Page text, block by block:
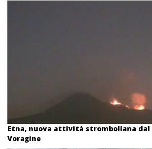
Etna, nuova attività stromboliana
Voragine